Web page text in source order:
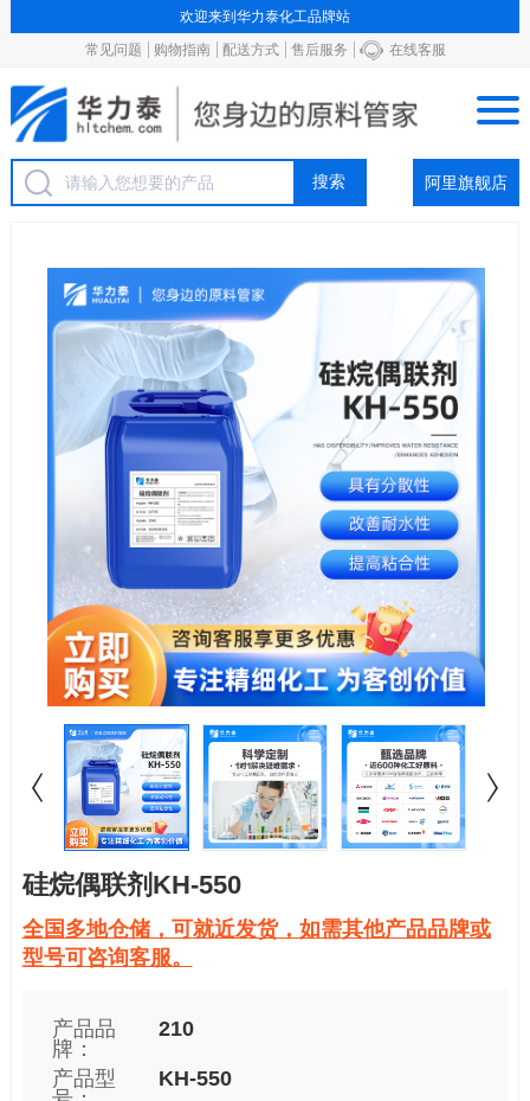
欢迎来到华力泰化工品牌站
常见问题
购物指南 配送方式 售后服务 在线客服
阿里旗舰店
硅烷偶联剂KH-550
全国多地仓储，可就近发货，如需其他产品品牌或
型号可咨询客服。
产品品
牌：
210
产品型
KH-550